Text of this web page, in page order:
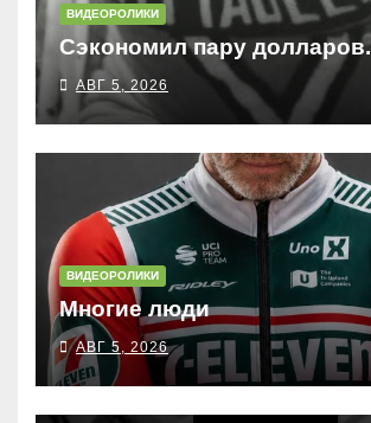
ВИДЕОРОЛИКИ
Сэкономил пару
АВГ 5, 2026
ВИДЕОРОЛИКИ
Многие люди
АВГ 5, 2026